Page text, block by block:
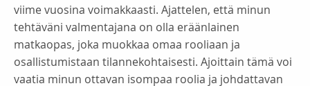
viime vuosina voimakkaasti. Ajattelen, että minun
tehtäväni valmentajana on olla eräänlainen
matkaopas, joka muokkaa omaa rooliaan ja
osallistumistaan tilannekohtaisesti. Ajoittain tämä voi
vaatia minun ottavan isompaa roolia ja johdattavan